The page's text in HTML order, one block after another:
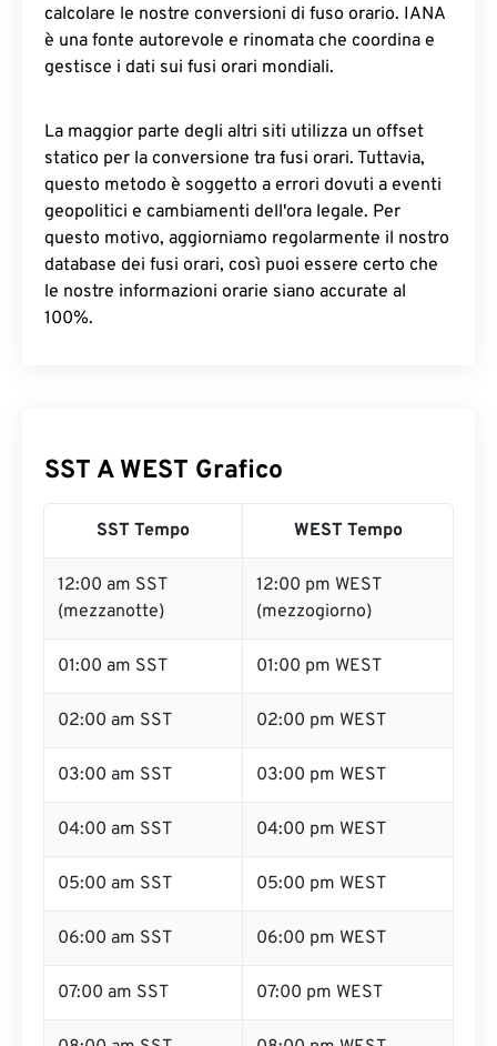
calcolare le nostre conversioni di fuso orario. IANA
è una fonte autorevole e rinomata che coordina e
gestisce i dati sui fusi orari mondiali.
La maggior parte degli altri siti utilizza un offset
statico per la conversione tra fusi orari. Tuttavia,
questo metodo è soggetto a errori dovuti a eventi
geopolitici e cambiamenti dell'ora legale. Per
questo motivo, aggiorniamo regolarmente il nostro
database dei fusi orari, così puoi essere certo che
le nostre informazioni orarie siano accurate al
100%.
SST A WEST Grafico
SST Tempo WEST Tempo
12:00 am SST
(mezzanotte)
12:00 pm WEST
(mezzogiorno)
01:00 am SST 01:00 pm WEST
02:00 am SST 02:00 pm WEST
03:00 am SST 03:00 pm WEST
04:00 am SST 04:00 pm WEST
05:00 am SST 05:00 pm WEST
06:00 am SST 06:00 pm WEST
07:00 am SST 07:00 pm WEST